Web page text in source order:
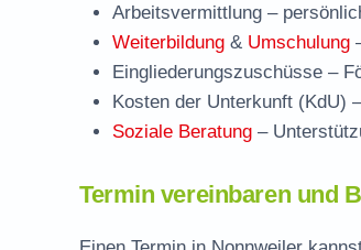
Arbeitsvermittlung –
Weiterbildung & Umschulung
Eingliederungszuschüsse –
Kosten der Unterkunft (KdU)
Soziale Beratung –
Termin vereinbaren und